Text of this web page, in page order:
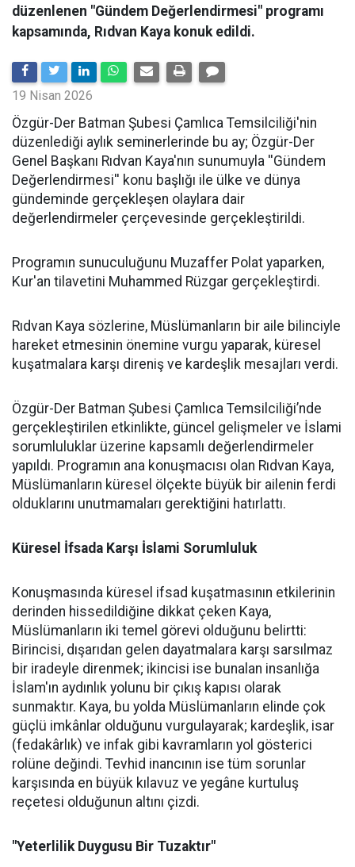
düzenlenen "Gündem Değerlendirmesi" programı
kapsamında, Rıdvan Kaya konuk edildi.
19 Nisan 2026
​Özgür-Der Batman Şubesi Çamlıca Temsilciliği'nin
düzenlediği aylık seminerlerinde bu ay; Özgür-Der
Genel Başkanı Rıdvan Kaya'nın sunumuyla ''Gündem
Değerlendirmesi'' konu başlığı ile ülke ve dünya
gündeminde gerçekleşen olaylara dair
değerlendirmeler çerçevesinde gerçekleştirildi.
Programın sunuculuğunu Muzaffer Polat yaparken,
Kur'an tilavetini Muhammed Rüzgar gerçekleştirdi.
Rıdvan Kaya sözlerine, Müslümanların bir aile bilinciyle
hareket etmesinin önemine vurgu yaparak, küresel
kuşatmalara karşı direniş ve kardeşlik mesajları verdi.
Özgür-Der Batman Şubesi Çamlıca Temsilciliği’nde
gerçekleştirilen etkinlikte, güncel gelişmeler ve İslami
sorumluluklar üzerine kapsamlı değerlendirmeler
yapıldı. Programın ana konuşmacısı olan Rıdvan Kaya,
Müslümanların küresel ölçekte büyük bir ailenin ferdi
olduklarını unutmamaları gerektiğini hatırlattı.
Küresel İfsada Karşı İslami Sorumluluk
Konuşmasında küresel ifsad kuşatmasının etkilerinin
derinden hissedildiğine dikkat çeken Kaya,
Müslümanların iki temel görevi olduğunu belirtti:
Birincisi, dışarıdan gelen dayatmalara karşı sarsılmaz
bir iradeyle direnmek; ikincisi ise bunalan insanlığa
İslam'ın aydınlık yolunu bir çıkış kapısı olarak
sunmaktır. Kaya, bu yolda Müslümanların elinde çok
güçlü imkânlar olduğunu vurgulayarak; kardeşlik, isar
(fedakârlık) ve infak gibi kavramların yol gösterici
rolüne değindi. Tevhid inancının ise tüm sorunlar
karşısında en büyük kılavuz ve yegâne kurtuluş
reçetesi olduğunun altını çizdi.
"Yeterlilik Duygusu Bir Tuzaktır"